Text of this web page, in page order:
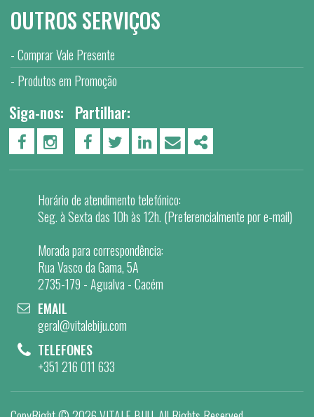
OUTROS SERVIÇOS
Comprar Vale Presente
Produtos em Promoção
Siga-nos:
PÁGINA DO FACEBOOK
PÁGINA DO INSTAGRAM
Partilhar:
FACEBOOKTWITTERLINKEDIN
EMAIL
Horário de atendimento telefónico:
Seg. à Sexta das 10h às 12h. (Preferencialmente por e-mail)
Morada para correspondência:
Rua Vasco da Gama, 5A
2735-179 - Agualva - Cacém
EMAIL
geral@vitalebiju.com
TELEFONES
+351 216 011 633